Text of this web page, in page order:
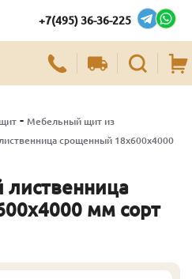
+7(495) 36-36-225
- Мебельный щит из
срощенный 18х600х4000
мм сорт